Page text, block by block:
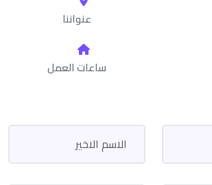
عنواننا
ساعات العمل